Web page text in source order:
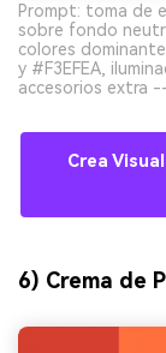
Prompt: toma de
sobre fondo
colores
y #F3EFEA,
accesorios extra
Crea
6) Crema de